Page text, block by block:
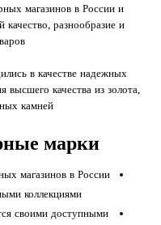
магазинов в России и
разнообразие и
в качестве надежных
высшего качества из золота,
камней.
марки
магазинов в России
коллекциями.
своими доступными